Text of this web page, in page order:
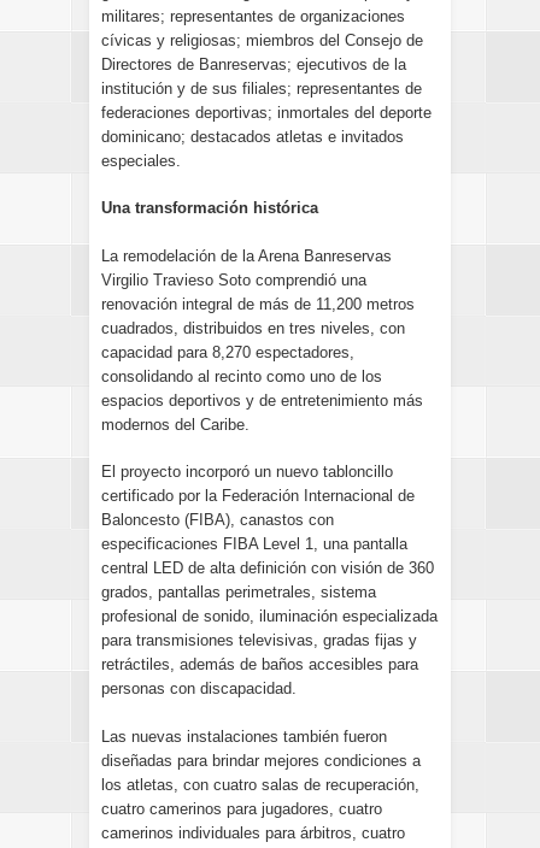
militares; representantes de organizaciones
cívicas y religiosas; miembros del Consejo de
Directores de Banreservas; ejecutivos de la
institución y de sus filiales; representantes de
federaciones deportivas; inmortales del deporte
dominicano; destacados atletas e invitados
especiales.
Una transformación histórica
La remodelación de la Arena Banreservas
Virgilio Travieso Soto comprendió una
renovación integral de más de 11,200 metros
cuadrados, distribuidos en tres niveles, con
capacidad para 8,270 espectadores,
consolidando al recinto como uno de los
espacios deportivos y de entretenimiento más
modernos del Caribe.
El proyecto incorporó un nuevo tabloncillo
certificado por la Federación Internacional de
Baloncesto (FIBA), canastos con
especificaciones FIBA Level 1, una pantalla
central LED de alta definición con visión de 360
grados, pantallas perimetrales, sistema
profesional de sonido, iluminación especializada
para transmisiones televisivas, gradas fijas y
retráctiles, además de baños accesibles para
personas con discapacidad.
Las nuevas instalaciones también fueron
diseñadas para brindar mejores condiciones a
los atletas, con cuatro salas de recuperación,
cuatro camerinos para jugadores, cuatro
camerinos individuales para árbitros, cuatro